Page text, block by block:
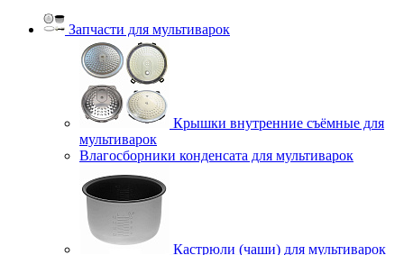
Запчасти для мультиварок
Крышки внутренние съёмные для
мультиварок
Влагосборники конденсата для мультиварок
Кастрюли (чаши) для мультиварок